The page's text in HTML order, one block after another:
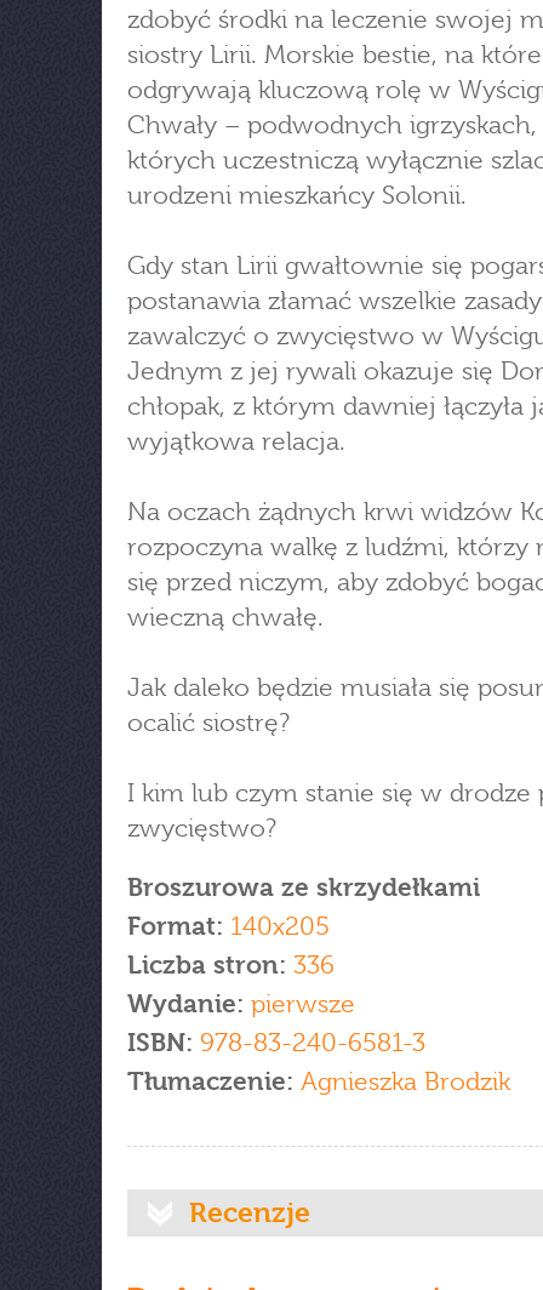
zdobyć środki na leczenie swojej
siostry Lirii. Morskie bestie, na
odgrywają kluczową rolę w
Chwały – podwodnych
których uczestniczą wyłącznie
urodzeni mieszkańcy Solonii.
Gdy stan Lirii gwałtownie się
postanawia złamać wszelkie
zawalczyć o zwycięstwo w
Jednym z jej rywali okazuje się
chłopak, z którym dawniej łączyła
wyjątkowa relacja.
Na oczach żądnych krwi widzów
rozpoczyna walkę z ludźmi, którzy
się przed niczym, aby zdobyć
wieczną chwałę.
Jak daleko będzie musiała się
ocalić siostrę?
I kim lub czym stanie się w drodze
zwycięstwo?
Broszurowa ze skrzydełkami
Format: 140x205
Liczba stron: 336
Wydanie: pierwsze
ISBN: 978-83-240-6581-3
Tłumaczenie: Agnieszka Brodzik
Recenzje